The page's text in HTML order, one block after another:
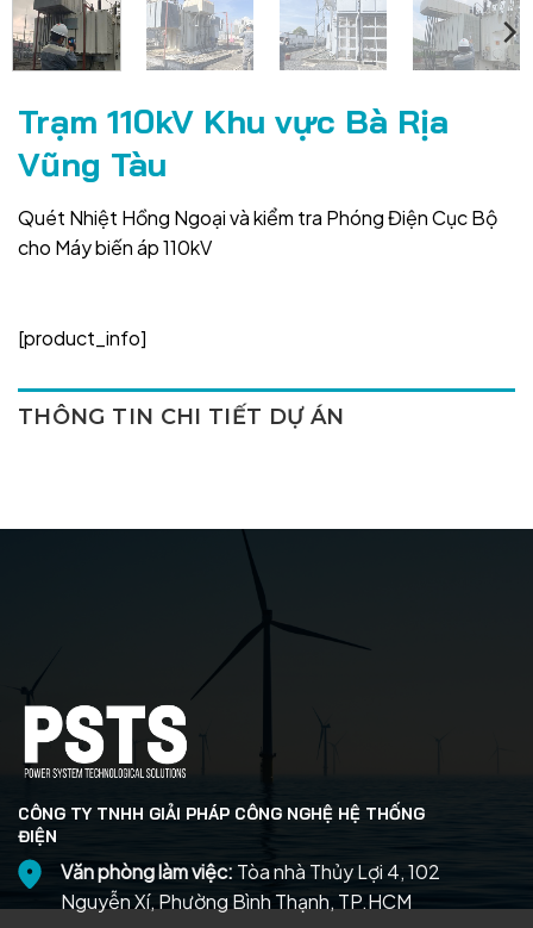
Trạm 110kV Khu vực Bà Rịa
Vũng Tàu
Quét Nhiệt Hồng Ngoại và kiểm tra Phóng Điện Cục Bộ
cho Máy biến áp 110kV
[product_info]
THÔNG TIN CHI TIẾT DỰ ÁN
CÔNG TY TNHH GIẢI PHÁP CÔNG NGHỆ HỆ THỐNG
ĐIỆN
Văn phòng làm việc: Tòa nhà Thủy Lợi 4, 102
Nguyễn Xí, Phường Bình Thạnh, TP.HCM